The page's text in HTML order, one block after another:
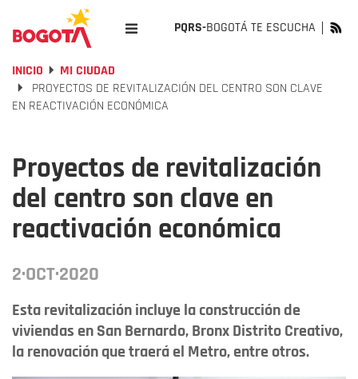
PQRS-BOGOTÁ TE ESCUCHA
INICIO
MI CIUDAD
PROYECTOS DE REVITALIZACIÓN DEL CENTRO SON CLAVE
EN REACTIVACIÓN ECONÓMICA
Proyectos de revitalización
del centro son clave en
reactivación económica
2·OCT·2020
Esta revitalización incluye la construcción de
viviendas en San Bernardo, Bronx Distrito Creativo,
la renovación que traerá el Metro, entre otros.